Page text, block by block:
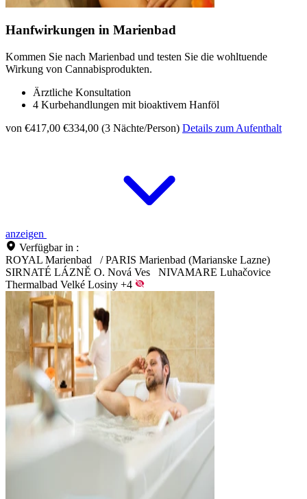
Hanfwirkungen in Marienbad
Kommen Sie nach Marienbad und testen Sie die wohltuende
Wirkung von Cannabisprodukten.
Ärztliche Konsultation
4 Kurbehandlungen mit bioaktivem Hanföl
von €417,00 €334,00 (3 Nächte/Person) Details zum Aufenthalt
anzeigen
Verfügbar in :
ROYAL Marienbad
/ PARIS Marienbad (Marianske Lazne)
SIRNATÉ LÁZNĚ O. Nová Ves
NIVAMARE Luhačovice
Thermalbad Velké Losiny +4